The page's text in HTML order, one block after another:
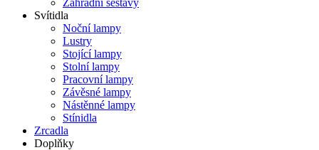
Záhradní sestavy
Svítidla
Noční lampy
Lustry
Stojící lampy
Stolní lampy
Pracovní lampy
Závěsné lampy
Nástěnné lampy
Stínidla
Zrcadla
Doplňky